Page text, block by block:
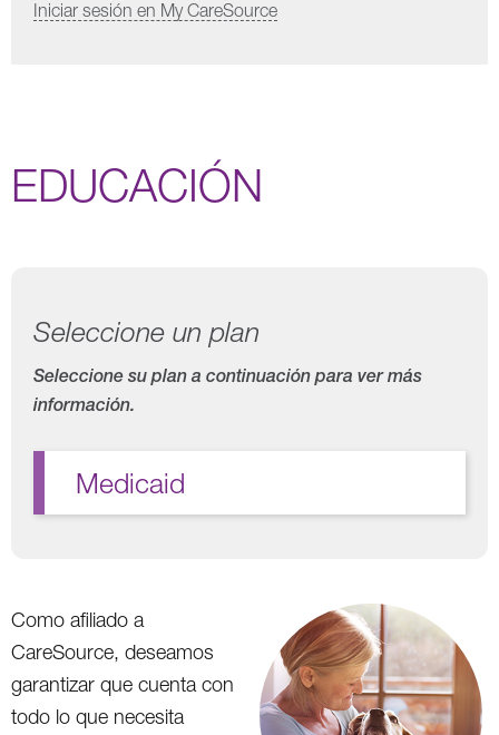
Iniciar sesión en My CareSource
EDUCACIÓN
Seleccione un plan
Seleccione su plan a continuación para ver más
información.
Medicaid
Como afiliado a
CareSource, deseamos
garantizar que cuenta con
todo lo que necesita